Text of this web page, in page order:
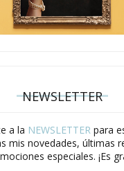
NEWSLETTER
a la NEWSLETTERpara
mis novedades, últimas
especiales. ¡Es